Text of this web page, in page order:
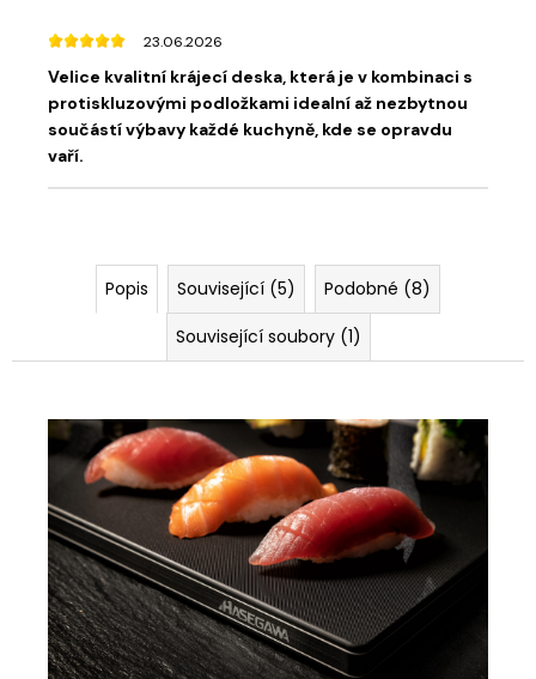
23.06.2026
Velice kvalitní krájecí deska, která je v kombinaci s
protiskluzovými podložkami idealní až nezbytnou
součástí výbavy každé kuchyně, kde se opravdu
vaří.
Popis Související (5)
Podobné (8)
Související soubory (1)